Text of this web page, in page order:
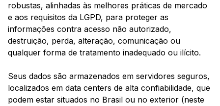
robustas, alinhadas às melhores práticas de mercado
e aos requisitos da LGPD, para proteger as
informações contra acesso não autorizado,
destruição, perda, alteração, comunicação ou
qualquer forma de tratamento inadequado ou ilícito.
Seus dados são armazenados em servidores seguros,
localizados em data centers de alta confiabilidade, que
podem estar situados no Brasil ou no exterior (neste